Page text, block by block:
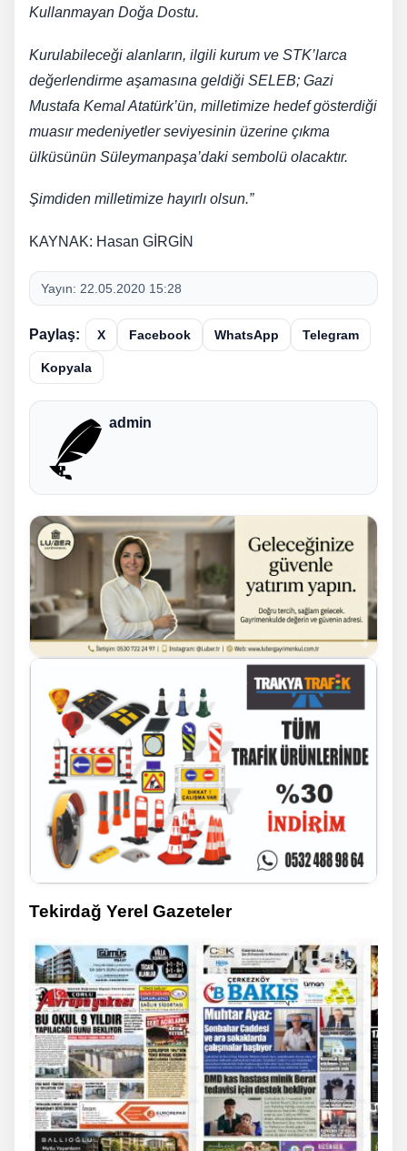
Kullanmayan Doğa Dostu.
Kurulabileceği alanların, ilgili kurum ve STK’larca
değerlendirme aşamasına geldiği SELEB; Gazi
Mustafa Kemal Atatürk’ün, milletimize hedef gösterdiği
muasır medeniyetler seviyesinin üzerine çıkma
ülküsünün Süleymanpaşa’daki sembolü olacaktır.
Şimdiden milletimize hayırlı olsun.”
KAYNAK: Hasan GİRGİN
Yayın: 22.05.2020 15:28
Paylaş: X Facebook WhatsApp Telegram
Kopyala
admin
Tekirdağ Yerel Gazeteler